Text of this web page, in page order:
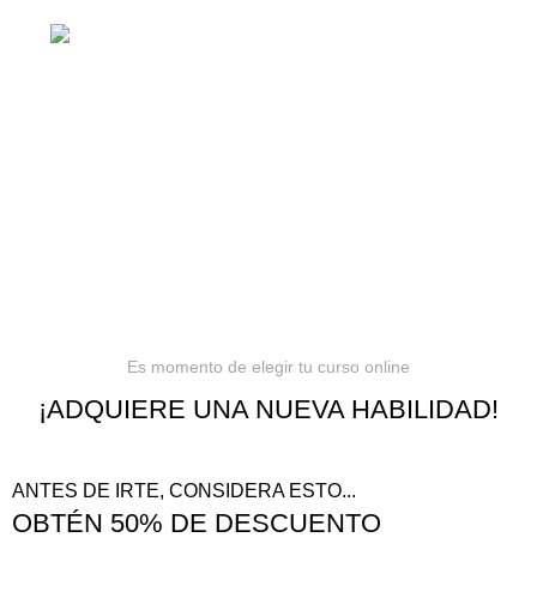
Es momento de elegir tu curso online
¡ADQUIERE UNA NUEVA HABILIDAD!
ANTES DE IRTE, CONSIDERA ESTO...
OBTÉN 50% DE DESCUENTO